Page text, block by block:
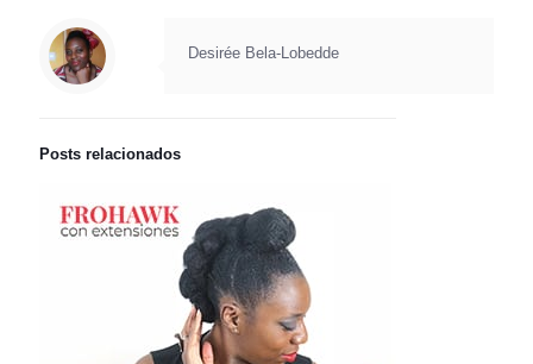
Desirée Bela-Lobedde
Posts relacionados